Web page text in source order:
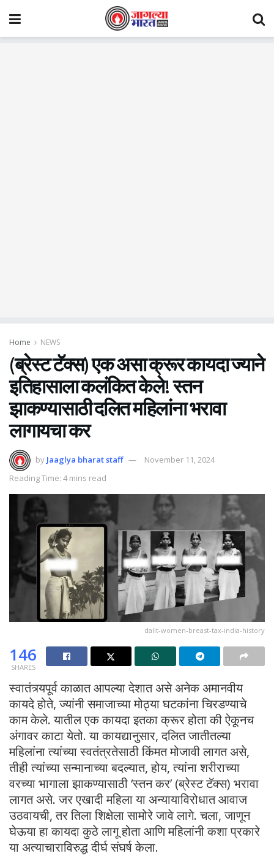
Home NEWS
(ब्रेस्ट टॅक्स) एक असा क्रूर कायदा ज्याने
इतिहासाला कलंकित केले! स्तन
झाकण्यासाठी दलित महिलांना भरावा
लागायचा कर
by Jaaglya bharat staff
November 11, 2024
Reading Time: 4 mins read
dalit-women-breast-tax-india-history
146
SHARES
स्वातंत्र्यपूर्व काळात आपल्या देशात असे अनेक अमानवीय
कायदे होते, ज्यांनी समाजाच्या मोठ्या घटकांना चिरडण्याचे
काम केले. यातील एक कायदा इतका क्रूर होता की ऐकूनच
अंगावर काटा येतो. या कायद्यानुसार, दलित जातीतल्या
महिलांना त्यांच्या स्वतंत्रतेसाठी किंमत मोजावी लागत असे,
तीही त्यांच्या सन्मानाच्या बदल्यात, होय, त्यांना शरीराच्या
वरच्या भागाला झाकण्यासाठी ‘स्तन कर’ (ब्रेस्ट टॅक्स) भरावा
लागत असे. जर एखादी महिला या अन्यायाविरोधात आवाज
उठवायची, तर तिला शिक्षेला सामोरे जावे लागे. चला, जाणून
घेऊया हा कायदा कुठे लागू होता आणि महिलांनी कशा प्रकारे
या अत्याचाराविरुद्ध दीर्घ संघर्ष केला.